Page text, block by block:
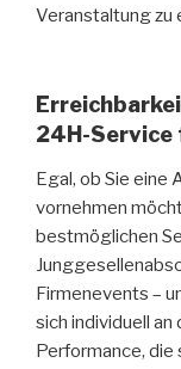
Veranstaltung zu
24H-
Egal, ob Sie eine
vornehmen
bestmöglichen
Firmenevents –
sich individuell an
Performance, die